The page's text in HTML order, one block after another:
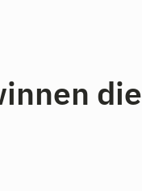
die